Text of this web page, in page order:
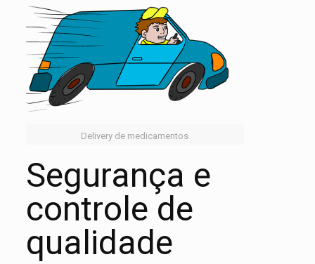
Delivery de medicamentos
Segurança e
controle de
qualidade